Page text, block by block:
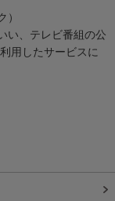
）
い、テレビ番組の公
用したサービスに